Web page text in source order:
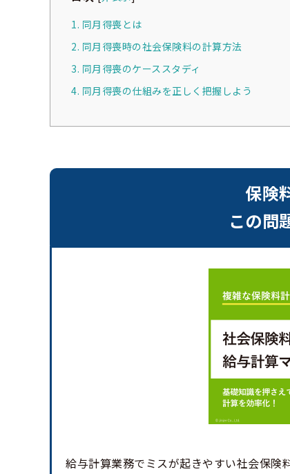
1. 同月得喪とは
2. 同月得喪時の社会保険料の計算方法
3. 同月得喪のケーススタディ
4. 同月得喪の仕組みを正しく把握しよう
保険
この問
給与計算業務でミスが起きやすい社会保険